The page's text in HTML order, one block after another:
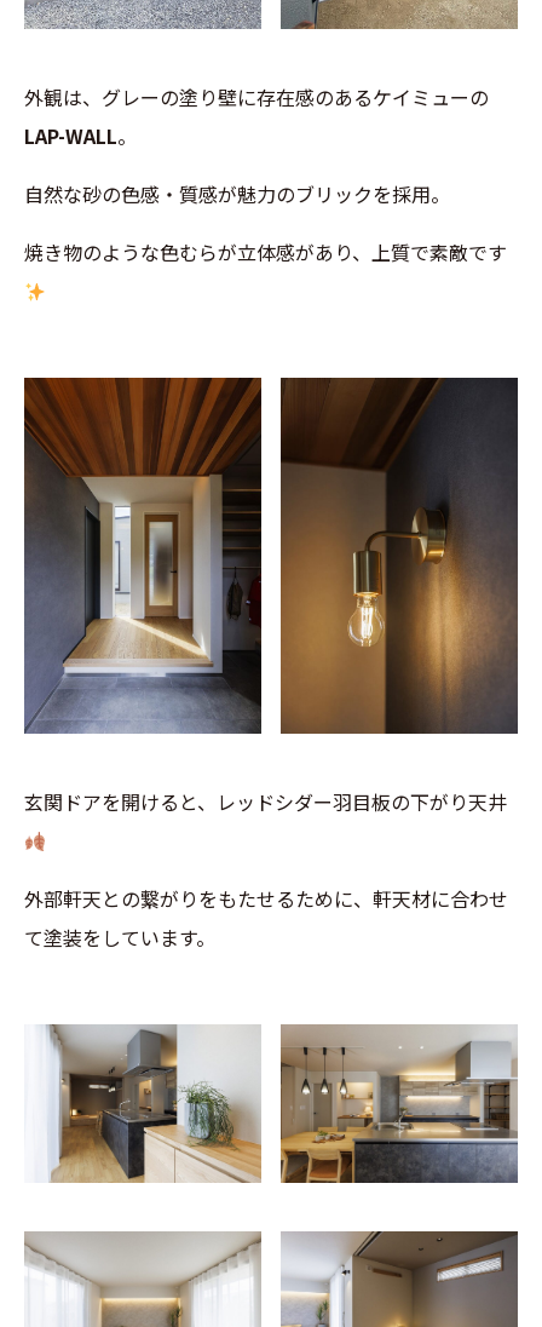
外観は、グレーの塗り壁に存在感のあるケイミューの
LAP-WALL。
自然な砂の色感・質感が魅力のブリックを採用。
焼き物のような色むらが立体感があり、上質で素敵です
玄関ドアを開けると、レッドシダー羽目板の下がり天井
外部軒天との繋がりをもたせるために、軒天材に合わせ
て塗装をしています。